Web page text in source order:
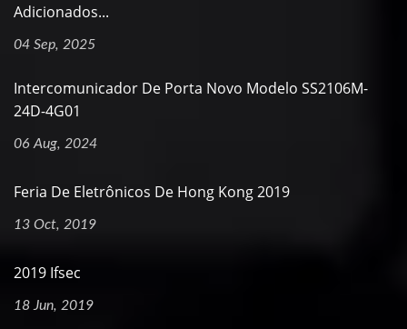
Adicionados...
04 Sep, 2025
Intercomunicador De Porta Novo Modelo SS2106M-
24D-4G01
06 Aug, 2024
Feria De Eletrônicos De Hong Kong 2019
13 Oct, 2019
2019 Ifsec
18 Jun, 2019